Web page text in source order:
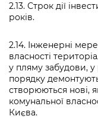
2.13. Строк дії
років.
2.14. Інженерні
власності
у пляму забудови, у
порядку
створюються нові,
комунальної
Києва.